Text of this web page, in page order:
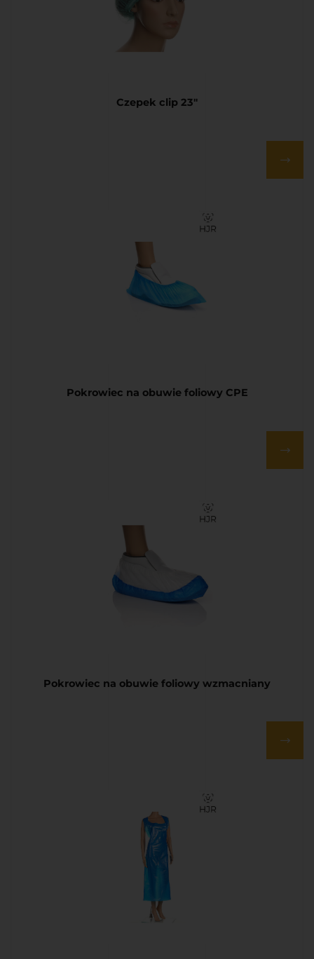
Czepek clip 23″
Pokrowiec na obuwie foliowy CPE
Pokrowiec na obuwie foliowy wzmacniany